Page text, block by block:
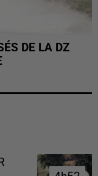
DE LA DZ